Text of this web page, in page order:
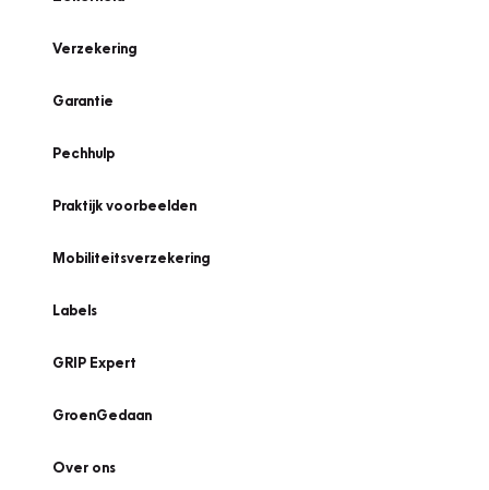
Verzekering
Garantie
Pechhulp
Praktijk voorbeelden
Mobiliteitsverzekering
Labels
GRIP Expert
GroenGedaan
Over ons